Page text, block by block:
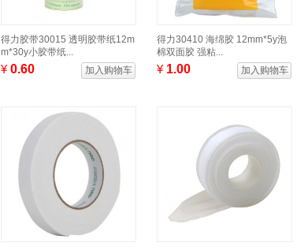
得力胶带30015 透明胶带纸12m
m*30y小胶带纸...
¥0.60 加入购物车
得力30410 海绵胶 12mm*5y泡
棉双面胶 强粘...
¥ 1.00 加入购物车